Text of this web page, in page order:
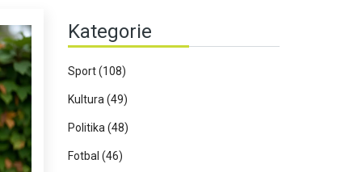
Kategorie
Sport(108)
Kultura (49)
Politika (48)
Fotbal (46)